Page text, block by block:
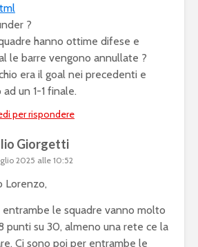
?
hanno ottime difese e
le barre vengono annullate ?
era il goal nei precedenti e
un 1-1 finale.
per rispondere
Giorgetti
2025 alle 10:52
Lorenzo,
entrambe le squadre vanno molto
punti su 30, almeno una rete ce la
Ci sono poi per entrambe le